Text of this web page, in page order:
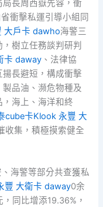
長周西嶽先容，衝
衝擊私運引導小組同
大戶卡 dawho海警三
樹立任務談判研判
卡 daway 、法律協
長避短，構成衝擊
品油、瀕危物種及
海上、海洋和終
cube卡Klook 永豐 大
收集，積極摸索健全
海警等部分共查獲私
豐 大衛卡 daway0余
同比增添19.36%，